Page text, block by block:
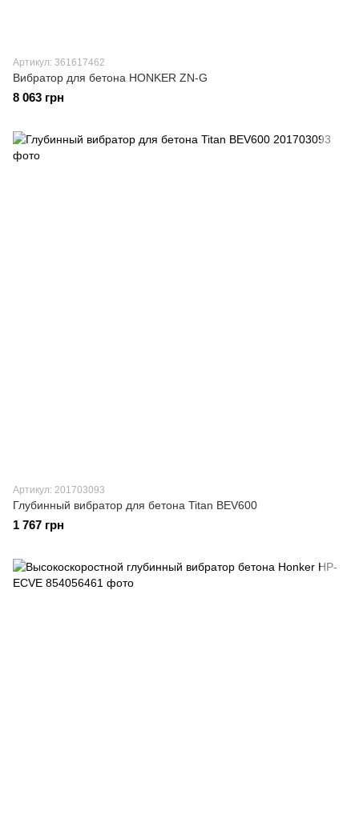
Артикул: 361617462
Вибратор для бетона HONKER ZN-G
8 063 грн
Артикул: 201703093
Глубинный вибратор для бетона Titan BEV600
1 767 грн